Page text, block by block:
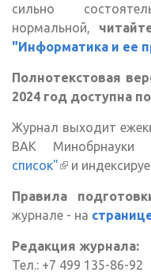
сильно
нормальной,
"Информатика и ее
Полнотекстовая
2024 год доступна по
Журнал выходит
ВАК
список"(внешняя
и
Правила
журнале - на
Редакция журнала:
Тел.: +7 499 135-86-92